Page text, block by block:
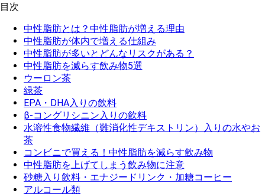
目次
中性脂肪とは？中性脂肪が増える理由
中性脂肪が体内で増える仕組み
中性脂肪が多いとどんなリスクがある？
中性脂肪を減らす飲み物5選
ウーロン茶
緑茶
EPA・DHA入りの飲料
β-コングリシニン入りの飲料
水溶性食物繊維（難消化性デキストリン）入りの水やお
茶
コンビニで買える！中性脂肪を減らす飲み物
中性脂肪を上げてしまう飲み物に注意
砂糖入り飲料・エナジードリンク・加糖コーヒー
アルコール類